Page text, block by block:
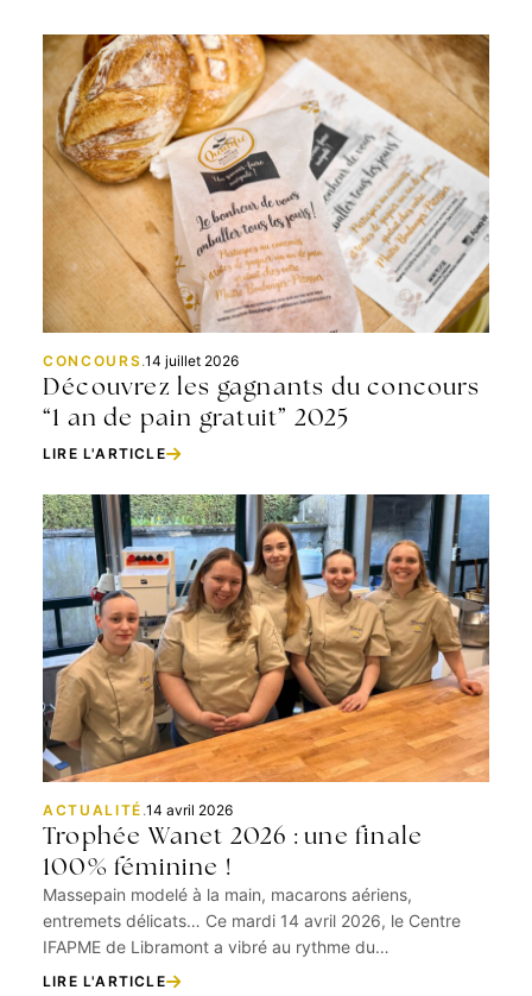
CONCOURS.14 juillet 2026
Découvrez les gagnants du concours
“1 an de pain gratuit” 2025
LIRE L'ARTICLE
ACTUALITÉ .14 avril 2026
Trophée Wanet 2026 : une finale
100% féminine !
Massepain modelé à la main, macarons aériens,
entremets délicats… Ce mardi 14 avril 2026, le Centre
IFAPME de Libramont a vibré au rythme du…
LIRE L'ARTICLE